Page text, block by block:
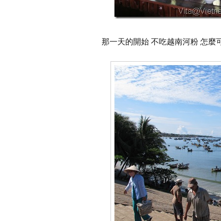
那一天的開始 不吃越南河粉 怎